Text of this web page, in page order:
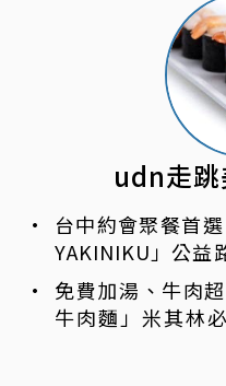
udn走跳
台中約會聚餐首
YAKINIKU」公益
平雙人套餐全程專
免費加湯、牛肉
牛肉麵」米其林